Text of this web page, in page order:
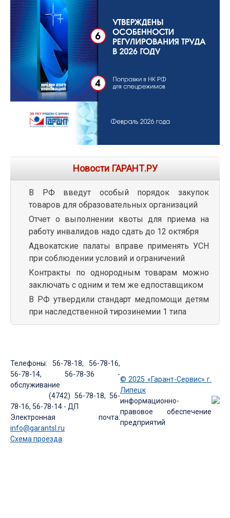
Новости ГАРАНТ.РУ
В РФ введут особый порядок закупок
товаров для образовательных организаций
Отчет о выполнении квоты для приема на
работу инвалидов надо сдать до 12 октября
Адвокатские палаты вправе применять УСН
при соблюдении условий и ограничений
Контракты по однородным товарам можно
заключать с одним и тем же едпоставщиком
В РФ утвердили стандарт медпомощи детям
при наследственной тирозинемии 1 типа
Телефоны: 56-78-18, 56-78-16,
56-78-14, 56-78-36 -
обслуживание
(4742) 56-78-18, 56-
78-16, 56-78-14 - ДП
Электронная почта:
info@garantsl.ru
Схема проезда
© 2025 «Гарант-Сервис» г.
Липецк
информационно-
правовое обеспечение
предприятий